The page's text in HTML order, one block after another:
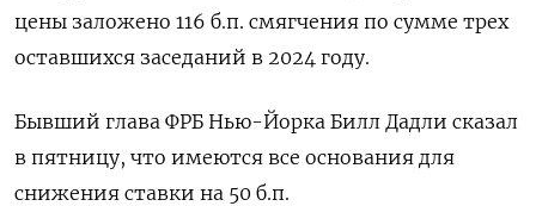
цены заложено 116 б.п. смягчения по сумме трех
оставшихся заседаний в 2024 году.
Бывший глава ФРБ Нью-Йорка Билл Дадли сказал
в пятницу, что имеются все основания для
снижения ставки на 50 б.п.